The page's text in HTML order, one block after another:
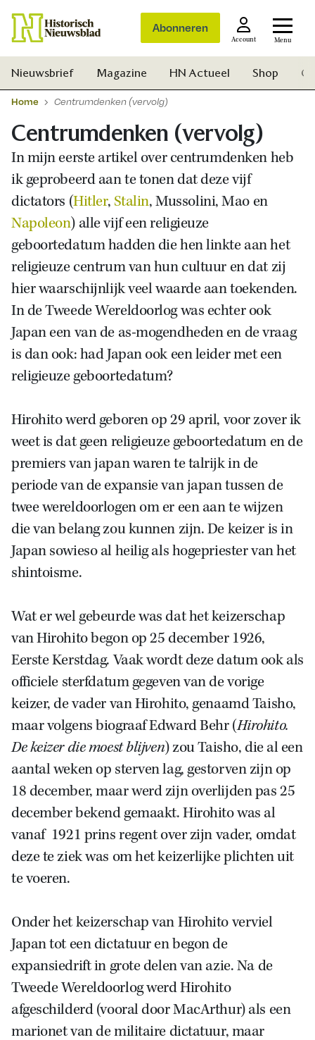
Abonneren
Account Menu
Zoek
Nieuwsbrief Magazine HN Actueel Shop
Home Centrumdenken (vervolg)
Centrumdenken (vervolg)
In mijn eerste artikel over centrumdenken heb
ik geprobeerd aan te tonen dat deze vijf
dictators (Hitler, Stalin, Mussolini, Mao en
Napoleon) alle vijf een religieuze
geboortedatum hadden die hen linkte aan het
religieuze centrum van hun cultuur en dat zij
hier waarschijnlijk veel waarde aan toekenden.
In de Tweede Wereldoorlog was echter ook
Japan een van de as-mogendheden en de vraag
is dan ook: had Japan ook een leider met een
religieuze geboortedatum?
Hirohito werd geboren op 29 april, voor zover ik
weet is dat geen religieuze geboortedatum en de
premiers van japan waren te talrijk in de
periode van de expansie van japan tussen de
twee wereldoorlogen om er een aan te wijzen
die van belang zou kunnen zijn. De keizer is in
Japan sowieso al heilig als hogepriester van het
shintoisme.
Wat er wel gebeurde was dat het keizerschap
van Hirohito begon op 25 december 1926,
Eerste Kerstdag. Vaak wordt deze datum ook als
officiele sterfdatum gegeven van de vorige
keizer, de vader van Hirohito, genaamd Taisho,
maar volgens biograaf Edward Behr (Hirohito.
De keizer die moest blijven) zou Taisho, die al een
aantal weken op sterven lag, gestorven zijn op
18 december, maar werd zijn overlijden pas 25
december bekend gemaakt. Hirohito was al
vanaf 1921 prins regent over zijn vader, omdat
deze te ziek was om het keizerlijke plichten uit
te voeren.
Onder het keizerschap van Hirohito verviel
Japan tot een dictatuur en begon de
expansiedrift in grote delen van azie. Na de
Tweede Wereldoorlog werd Hirohito
afgeschilderd (vooral door MacArthur) als een
marionet van de militaire dictatuur, maar